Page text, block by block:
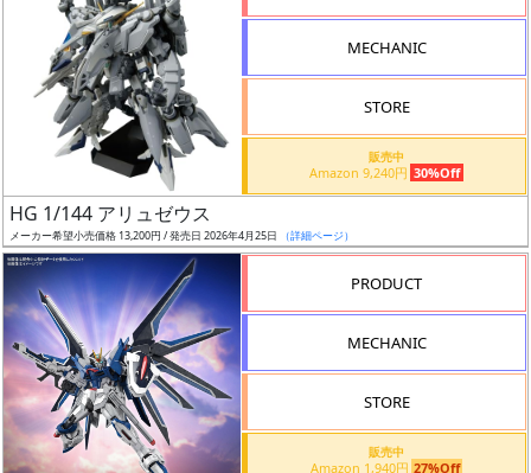
ー
タ
ー
付
属
品
（β）
MECHANIC
STORE
販売中
Amazon 9,240円 30%Off
HG 1/144 アリュゼウス
メーカー希望小売価格 13,200円 / 発売日 2026年4月25日 （詳細ページ）
PRODUCT
MECHANIC
STORE
販売中
Amazon 1,940円 27%Off